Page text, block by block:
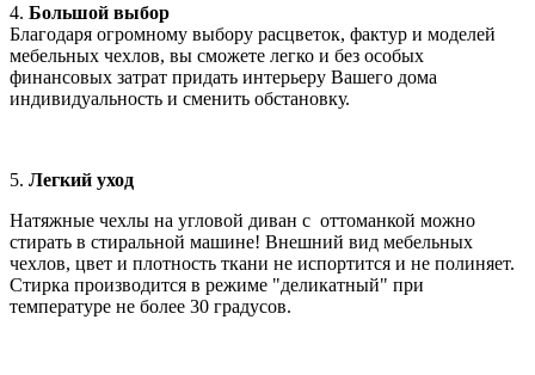
4. Большой выбор
Благодаря огромному выбору расцветок, фактур и моделей
мебельных чехлов, вы сможете легко и без особых
финансовых затрат придать интерьеру Вашего дома
индивидуальность и сменить обстановку.
5. Легкий уход
Натяжные чехлы на угловой диван с оттоманкой можно
стирать в стиральной машине! Внешний вид мебельных
чехлов, цвет и плотность ткани не испортится и не полиняет.
Стирка производится в режиме "деликатный" при
температуре не более 30 градусов.